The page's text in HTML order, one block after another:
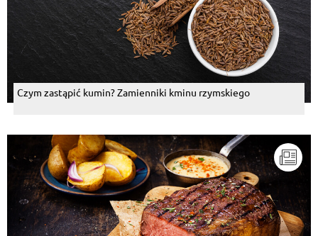
Czym zastąpić kumin? Zamienniki kminu rzymskiego